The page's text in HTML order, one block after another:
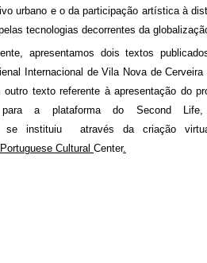
urbano e o da participação artística à
tecnologias decorrentes da
apresentamos dois textos
Internacional de Vila Nova de Cerveira
texto referente à apresentação do
para a plataforma do Second
se instituiu através da criação
Cultural Center.